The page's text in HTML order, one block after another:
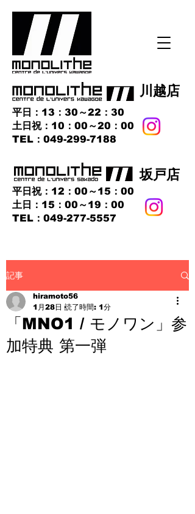
​川越店
平日：13：30～22：30
土日祝：10：00～20：00
​TEL：049-299-7188
​坂戸店
平日祝：12：00～15：00
土日：15：00～19：00
TEL：049-277-5557
記事
「MNO1 / モノワン」参
加特典 第一弾
hiramoto56
1月28日 読了時間: 1分